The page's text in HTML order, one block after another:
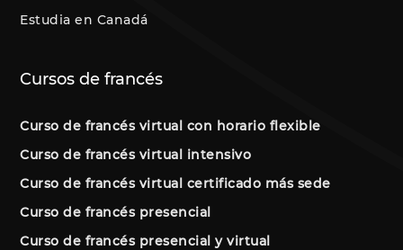
Estudia en Canadá
Cursos de francés
Curso de francés virtual con horario flexible
Curso de francés virtual intensivo
Curso de francés virtual certificado más sede
Curso de francés presencial
Curso de francés presencial y virtual